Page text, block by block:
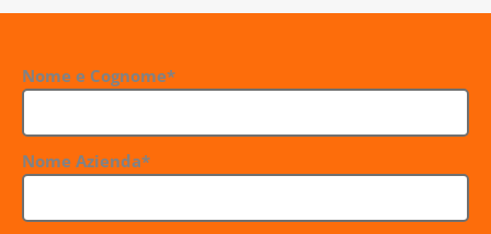
Nome e Cognome*
Nome Azienda*